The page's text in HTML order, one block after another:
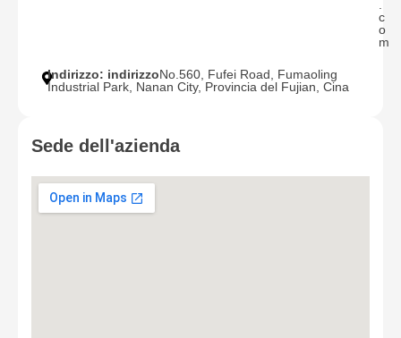
c
o
m
Indirizzo: indirizzoNo.560, Fufei Road, Fumaoling
Industrial Park, Nanan City, Provincia del Fujian, Cina
Sede dell'azienda